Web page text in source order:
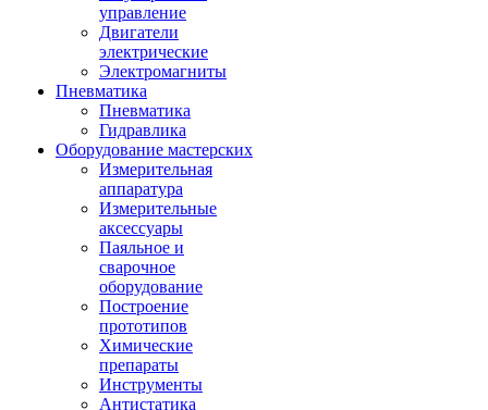
управление
Двигатели
электрические
Электромагниты
Пневматика
Пневматика
Гидравлика
Оборудование мастерских
Измерительная
аппаратура
Измерительные
аксессуары
Паяльное и
сварочное
оборудование
Построение
прототипов
Химические
препараты
Инструменты
Aнтистатика